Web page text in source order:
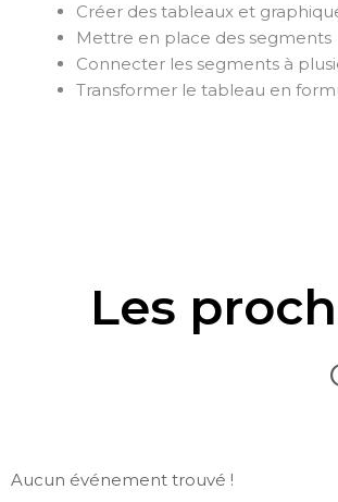
Créer des tableaux et
Mettre en place des segments
Connecter les segments à
Transformer le tableau en
Les
Aucun événement trouvé !